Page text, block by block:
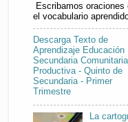
Escribamos oraciones
el vocabulario
Descarga Texto de
Aprendizaje Educación
Secundaria Comunitaria
Productiva - Quinto de
Secundaria - Primer
Trimestre
La